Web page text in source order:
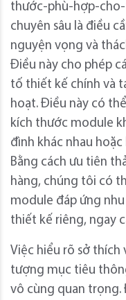
thước-phù-hợp-cho-
chuyên sâu là điều
nguyện vọng và
Điều này cho phép
tố thiết kế chính và
hoạt. Điều này có
kích thước module
đình khác nhau
Bằng cách ưu tiên
hàng, chúng tôi có
module đáp ứng
thiết kế riêng, ngay
Việc hiểu rõ sở thích
tượng mục tiêu
vô cùng quan trọng.